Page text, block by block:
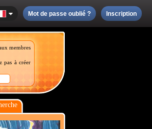
Mot de passe oublié ? Inscription
membres
pas à créer